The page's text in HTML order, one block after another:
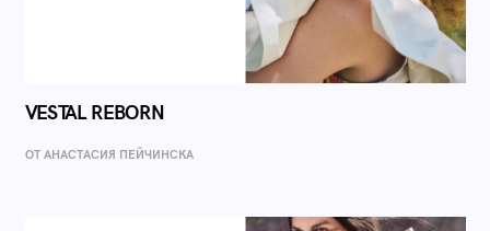
VESTAL REBORN
ОТ AНАСТАСИЯ ПЕЙЧИНСКА